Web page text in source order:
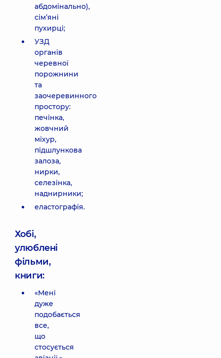
абдомінально),
сім’яні
пухирці;
УЗД
органів
черевної
порожнини
та
заочеревинного
простору:
печінка,
жовчний
міхур,
підшлункова
залоза,
нирки,
селезінка,
наднирники;
еластографія.
Хобі,
улюблені
фільми,
книги:
«Мені
дуже
подобається
все,
що
стосується